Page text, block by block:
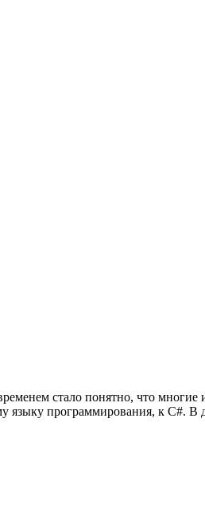
стало понятно, что
программирования, к C#. В